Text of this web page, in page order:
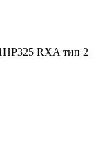
RXA тип 2